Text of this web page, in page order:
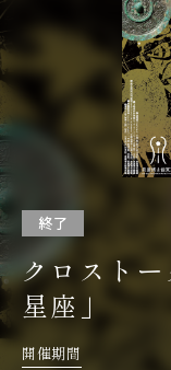
終了
クロスト
星座」
開催期間